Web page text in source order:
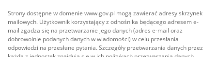
Strony dostępne w domenie www.gov.pl mogą zawierać adresy skrzynek
mailowych. Użytkownik korzystający z odnośnika będącego adresem e-
mail zgadza się na przetwarzanie jego danych (adres e-mail oraz
dobrowolnie podanych danych w wiadomości) w celu przesłania
odpowiedzi na przesłane pytania. Szczegóły przetwarzania danych przez